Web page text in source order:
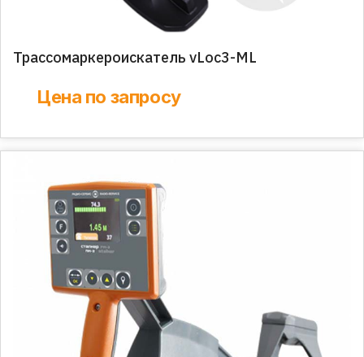
Трассомаркероискатель vLoc3-ML
Цена по запросу